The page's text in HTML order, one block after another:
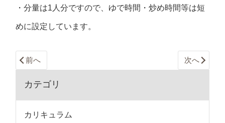
・分量は1人分ですので、ゆで時間・炒め時間等は短
めに設定しています。
前へ 次へ
カテゴリ
カリキュラム